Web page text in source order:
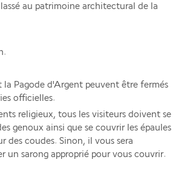
au patrimoine architectural de la
la Pagode d'Argent peuvent être fermés
officielles.
religieux, tous les visiteurs doivent se
genoux ainsi que se couvrir les épaules
des coudes. Sinon, il vous sera
un sarong approprié pour vous couvrir.